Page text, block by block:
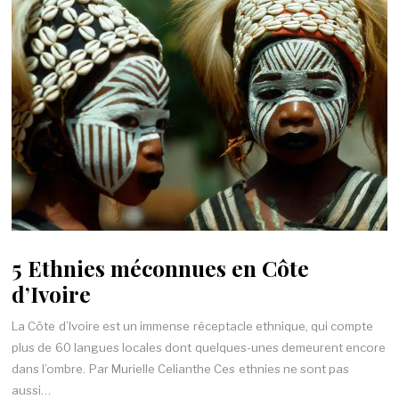
5 Ethnies méconnues en Côte
d’Ivoire
La Côte d’Ivoire est un immense réceptacle ethnique, qui compte
plus de 60 langues locales dont quelques-unes demeurent encore
dans l’ombre. Par Murielle Celianthe Ces ethnies ne sont pas
aussi…